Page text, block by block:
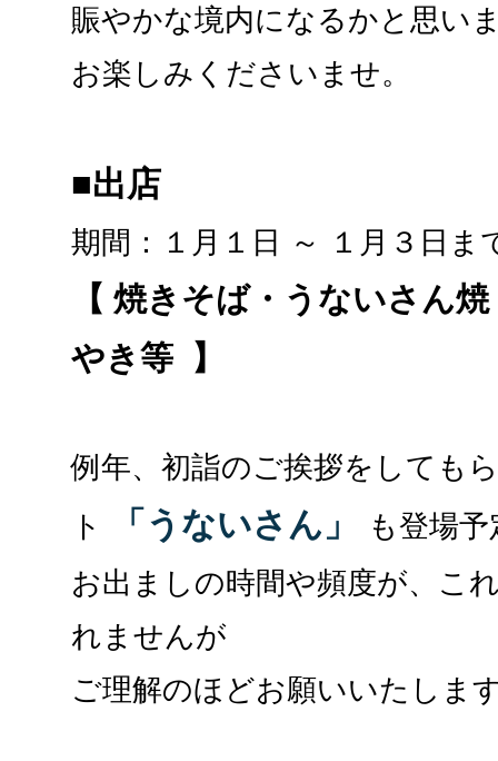
賑やかな境内になるかと思い
お楽しみくださいませ。
■出店
期間：１月１日 ～ １月３日ま
【 焼きそば・うないさん
やき等 】
例年、初詣のご挨拶をしても
ト
「うないさん」
も登場予
お出ましの時間や頻度が、こ
れませんが
ご理解のほどお願いいたしま